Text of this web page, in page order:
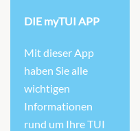
DIE myTUI APP
Mit dieser App
haben Sie alle
wichtigen
Informationen
rund um Ihre TUI